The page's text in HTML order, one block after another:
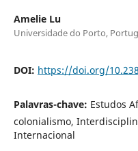
Amelie Lu
Universidade do Porto,
DOI: https://doi.org/
Palavras-chave: Estudos
colonialismo,
Internacional